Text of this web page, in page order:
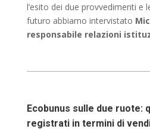
l’esito dei due provvedimenti e
futuro abbiamo intervistato
responsabile relazioni
Ecobunus sulle due ruote:
registrati in termini di